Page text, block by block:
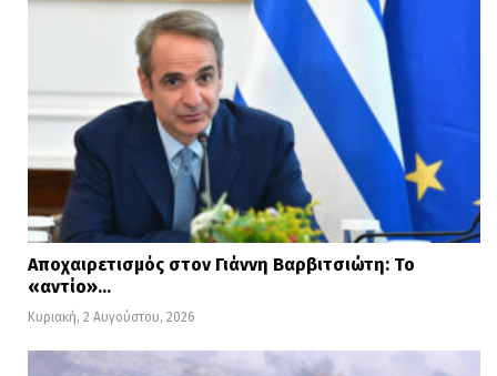
Αποχαιρετισμός στον Γιάννη Βαρβιτσιώτη: Το
«αντίο»…
Κυριακή, 2 Αυγούστου, 2026